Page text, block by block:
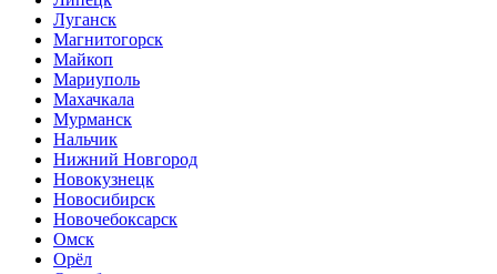
Луганск
Магнитогорск
Майкоп
Мариуполь
Махачкала
Мурманск
Нальчик
Нижний Новгород
Новокузнецк
Новосибирск
Новочебоксарск
Омск
Орёл